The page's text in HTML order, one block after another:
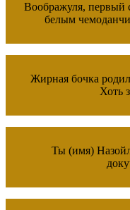
Воображуля, первый
белым
Жирная бочка
Хоть
Ты (имя)